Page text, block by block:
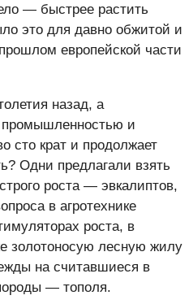
— быстрее растить
это для давно обжитой и
европейской части
назад, а
промышленностью и
сто крат и продолжает
Одни предлагали взять
роста — эвкалиптов,
в агротехнике
роста, в
золотоносую лесную жилу
на считавшиеся в
— тополя.